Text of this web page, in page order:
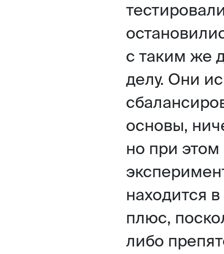
с таким же
делу. Они
основы,
но при этом
находится
плюс,
либо